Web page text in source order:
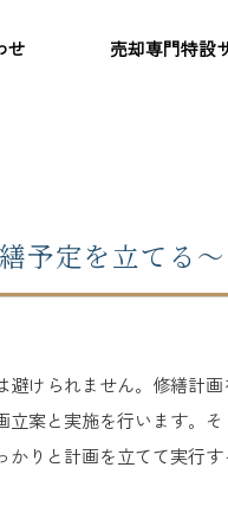
せ 売却専門特設
予定を立てる～
けられません。修繕計
案と実施を行います。
りと計画を立てて実行す